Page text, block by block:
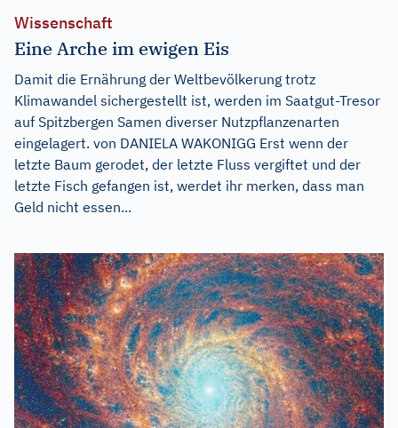
Wissenschaft
Eine Arche im ewigen Eis
Damit die Ernährung der Weltbevölkerung trotz
Klimawandel sichergestellt ist, werden im Saatgut-Tresor
auf Spitzbergen Samen diverser Nutzpflanzenarten
eingelagert. von DANIELA WAKONIGG Erst wenn der
letzte Baum gerodet, der letzte Fluss vergiftet und der
letzte Fisch gefangen ist, werdet ihr merken, dass man
Geld nicht essen...